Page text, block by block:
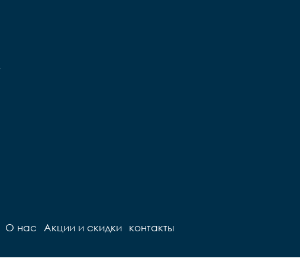
О нас Акции и скидки контакты